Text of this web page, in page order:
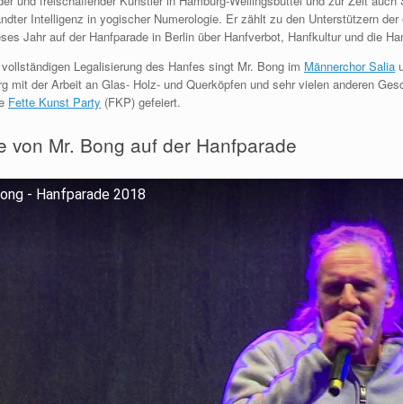
Intelligenz in yogischer Numerologie. Er zählt zu den Unterstützern
Jahr auf der Hanfparade in Berlin über Hanfverbot, Hanfkultur und die
Legalisierung des Hanfes singt Mr. Bong im Männerchor Salia
mit der Arbeit an Glas- Holz- und Querköpfen und sehr vielen anderen
Fette Kunst Party (FKP) gefeiert.
von Mr. Bong auf der Hanfparade
- Hanfparade 2018